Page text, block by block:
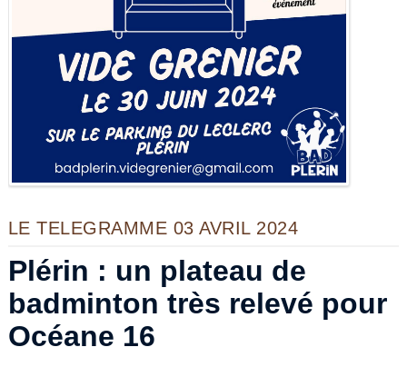
LE TELEGRAMME 03 AVRIL 2024
Plérin : un plateau de
badminton très relevé pour
Océane 16